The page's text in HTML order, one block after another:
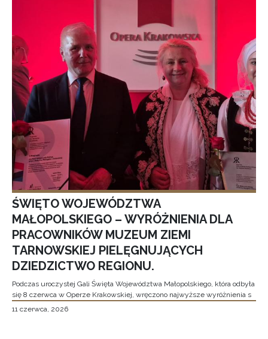
ŚWIĘTO WOJEWÓDZTWA
MAŁOPOLSKIEGO – WYRÓŻNIENIA DLA
PRACOWNIKÓW MUZEUM ZIEMI
TARNOWSKIEJ PIELĘGNUJĄCYCH
DZIEDZICTWO REGIONU.
Podczas uroczystej Gali Święta Województwa Małopolskiego, która odbyła
się 8 czerwca w Operze Krakowskiej, wręczono najwyższe wyróżnienia s
11 czerwca, 2026